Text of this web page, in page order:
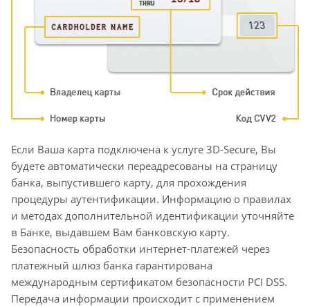
Если Ваша карта подключена к услуге 3D-Secure, Вы
будете автоматически переадресованы на страницу
банка, выпустившего карту, для прохождения
процедуры аутентификации. Информацию о правилах
и методах дополнительной идентификации уточняйте
в Банке, выдавшем Вам банковскую карту.
Безопасность обработки интернет-платежей через
платежный шлюз банка гарантирована
международным сертификатом безопасности PCI DSS.
Передача информации происходит с применением